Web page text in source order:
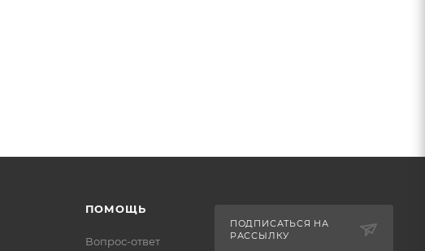
ПОМОЩЬ
Вопрос-ответ
ПОДПИСАТЬСЯ НА
РАССЫЛКУ